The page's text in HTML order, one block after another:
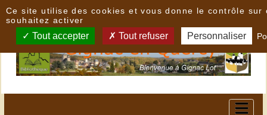
Ce site utilise des cookies et vous donne le contrôle sur
souhaitez activer
Tout accepter Tout refuser Personnaliser